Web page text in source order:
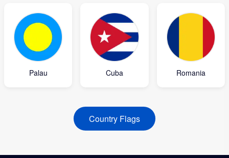
Palau Cuba Romania
Country Flags